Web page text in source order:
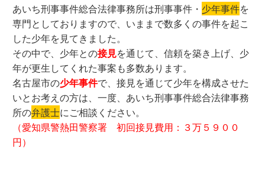
あいち刑事事件総合法律事務所は刑事事件・ 少年事件を
専門としておりますので、いままで数多くの事件を起こ
した少年を見てきました。
その中で、少年との接見を通じて、信頼を築き上げ、少
年が更生してくれた事案も多数あります。
名古屋市の少年事件で、接見を通じて少年を構成させた
いとお考えの方は、一度、あいち刑事事件総合法律事務
所の弁護士にご相談ください。
（愛知県警熱田警察署 初回接見費用：３万５９００
円）